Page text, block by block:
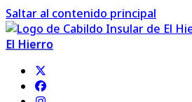
Saltar al contenido principal
El Hierro